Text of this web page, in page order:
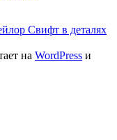
Свифт в деталях
на WordPress и